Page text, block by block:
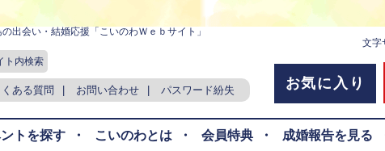
の出会い・結婚応援「こいのわＷｅｂサイト」
ト内検索
文字
くある質問 お問い合わせ パスワード紛失 お気に入り
トを探す ・ こいのわとは ・ 会員特典 ・ 成婚報告を見る